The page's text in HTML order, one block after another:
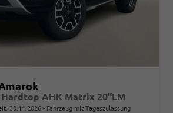
AHK Matrix 20"LM
30.11.2026 Fahrzeug mit Tageszulassung